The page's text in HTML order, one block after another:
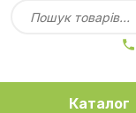
Каталог